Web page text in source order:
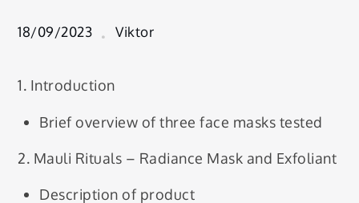
18/09/2023 Viktor
1. Introduction
Brief overview of three face masks tested
2. Mauli Rituals – Radiance Mask and Exfoliant
Description of product